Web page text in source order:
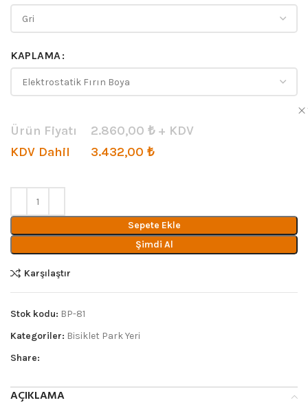
KAPLAMA
Ürün Fiyatı 2.860,00 ₺ + KDV
KDV Dahil
3.432,00 ₺
Sepete Ekle
Şimdi Al
Karşılaştır
Stok kodu: BP-81
Kategoriler: Bisiklet Park Yeri
Share:
AÇIKLAMA